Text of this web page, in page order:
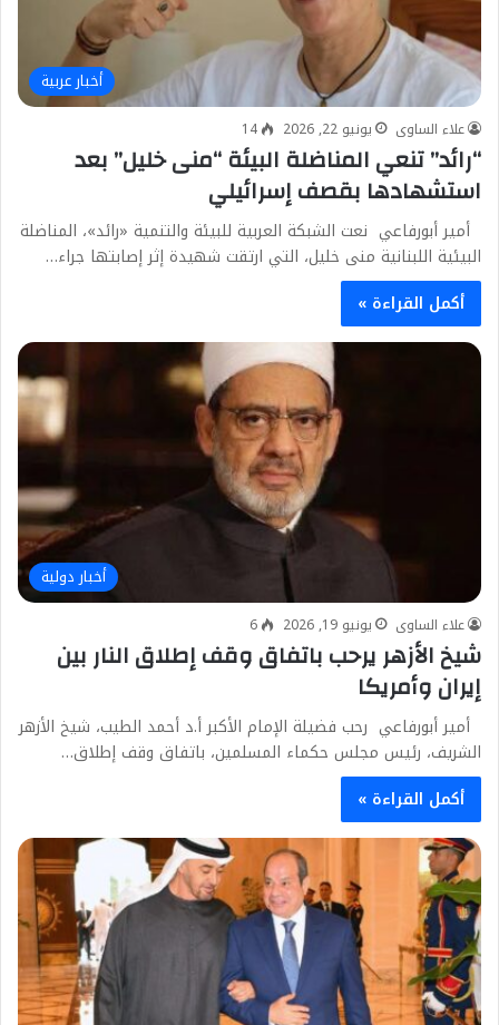
أخبار عربية
علاء الساوى يونيو 22, 2026 14
“رائد” تنعي المناضلة البيئة “منى خليل” بعد
استشهادها بقصف إسرائيلي
أمير أبورفاعي نعت الشبكة العربية للبيئة والتنمية «رائد»، المناضلة
البيئية اللبنانية منى خليل، التي ارتقت شهيدة إثر إصابتها جراء…
أكمل القراءة »
أخبار دولية
علاء الساوى يونيو 19, 2026 6
شيخ الأزهر يرحب باتفاق وقف إطلاق النار بين
إيران وأمريكا
أمير أبورفاعي رحب فضيلة الإمام الأكبر أ.د أحمد الطيب، شيخ الأزهر
الشريف، رئيس مجلس حكماء المسلمين، باتفاق وقف إطلاق…
أكمل القراءة »